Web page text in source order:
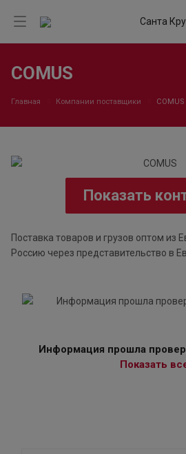
Санта
COMUS
Главная Компании поставщики COMUS
Показать
Поставка товаров и грузов оптом из
Россию через представительство в
Информация прошла
Показать